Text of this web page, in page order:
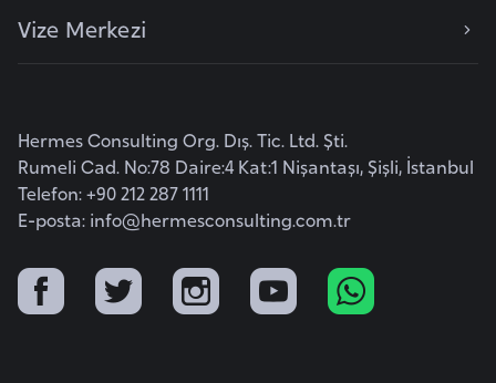
Vize Merkezi
Hermes Consulting Org. Dış. Tic. Ltd. Şti.
Rumeli Cad. No:78 Daire:4 Kat:1 Nişantaşı, Şişli, İstanbul
Telefon: +90 212 287 1111
E-posta: info@hermesconsulting.com.tr
o
B
u
l
a
r